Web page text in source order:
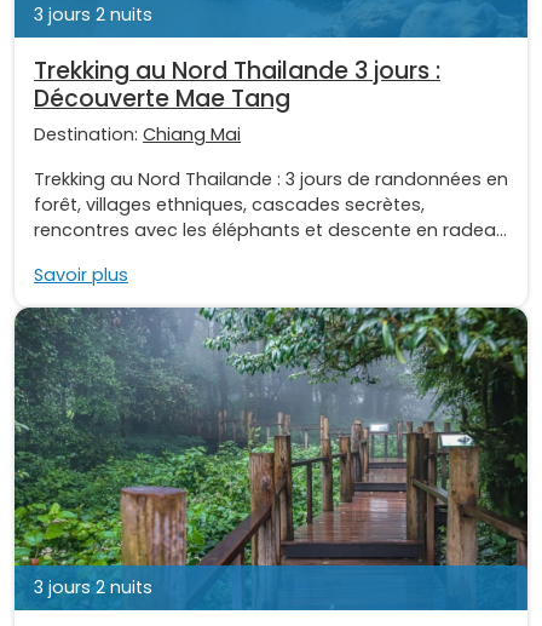
3 jours 2 nuits
Trekking au Nord Thailande 3 jours :
Découverte Mae Tang
Destination: Chiang Mai
Trekking au Nord Thailande : 3 jours de randonnées en
forêt, villages ethniques, cascades secrètes,
rencontres avec les éléphants et descente en radea...
Savoir plus
3 jours 2 nuits